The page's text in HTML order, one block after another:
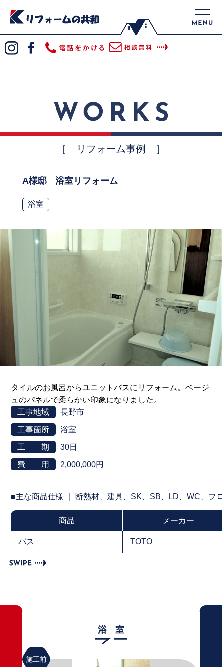
［ リフォーム事例 ］
A様邸 浴室リフォーム
浴室
タイルのお風呂からユニットバスにリフォーム。ベージ
ュのパネルで柔らかい印象になりました。
工事地域
長野市
工事箇所 浴室
工 期 30日
費 用 2,000,000円
■主な商品仕様 ｜ 断熱材、建具、SK、SB、LD、WC、フ
商品 メーカー
バス TOTO
浴 室
施工前